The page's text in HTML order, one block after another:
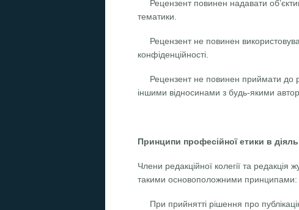
Рецензент повинен надавати
тематики.
Рецензент не повинен
конфіденційності.
Рецензент не повинен приймати до
іншими відносинами з будь-якими
Принципи професійної етики в
Члени редакційної колегії та
такими основоположними принципами:
При прийнятті рішення про